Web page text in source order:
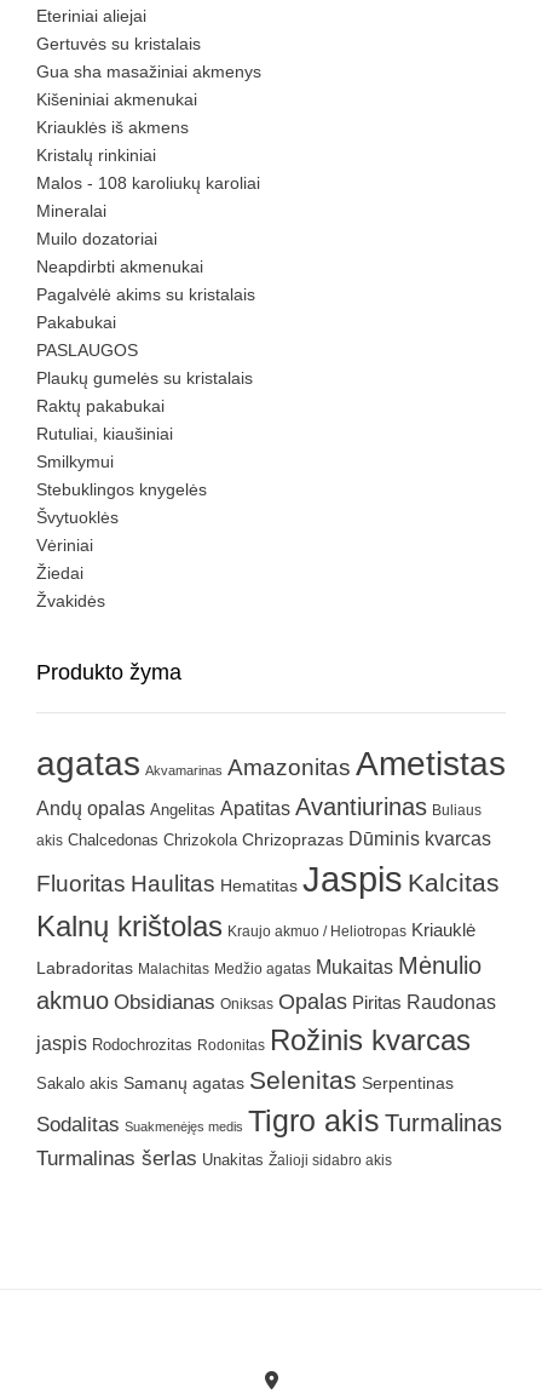
Eteriniai aliejai
Gertuvės su kristalais
Gua sha masažiniai akmenys
Kišeniniai akmenukai
Kriauklės iš akmens
Kristalų rinkiniai
Malos - 108 karoliukų karoliai
Mineralai
Muilo dozatoriai
Neapdirbti akmenukai
Pagalvėlė akims su kristalais
Pakabukai
PASLAUGOS
Plaukų gumelės su kristalais
Raktų pakabukai
Rutuliai, kiaušiniai
Smilkymui
Stebuklingos knygelės
Švytuoklės
Vėriniai
Žiedai
Žvakidės
Produkto žyma
agatas Akvamarinas Amazonitas Ametistas
Andų opalas Angelitas Apatitas Avantiurinas Buliaus
akis Chalcedonas Chrizokola Chrizoprazas Dūminis kvarcas
Fluoritas Haulitas Hematitas Jaspis Kalcitas
Kalnų krištolas Kraujo akmuo / Heliotropas Kriauklė
Labradoritas Malachitas Medžio agatas Mukaitas Mėnulio
akmuo Obsidianas Oniksas Opalas Piritas Raudonas
jaspis Rodochrozitas Rodonitas Rožinis kvarcas
Sakalo akis Samanų agatas Selenitas Serpentinas
Sodalitas Suakmenėjęs medis Tigro akis Turmalinas
Turmalinas šerlas Unakitas Žalioji sidabro akis